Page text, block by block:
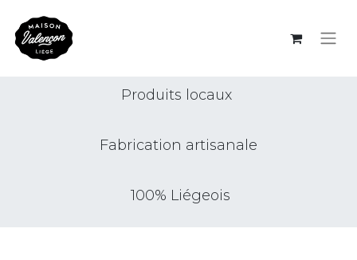
Produits locaux
Fabrication artisanale
100% Liégeois